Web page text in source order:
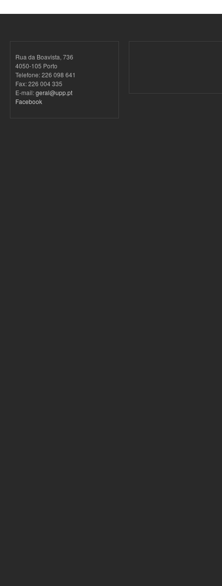
Rua da Boavista, 736
4050-105 Porto
Telefone: 226 098 641
Fax: 226 004 335
E-mail:geral@upp.pt
Facebook